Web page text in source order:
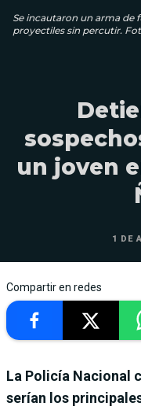
Se incautaron un arma de
proyectiles sin percutir.
un joven
1 DE
Compartir en redes
La Policía Nacional
serían los